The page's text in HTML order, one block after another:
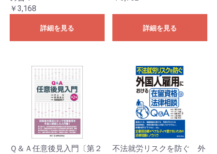
￥3,168
詳細を見る 詳細を見る
Ｑ＆Ａ任意後見入門〔第２
不法就労リスクを防ぐ 外